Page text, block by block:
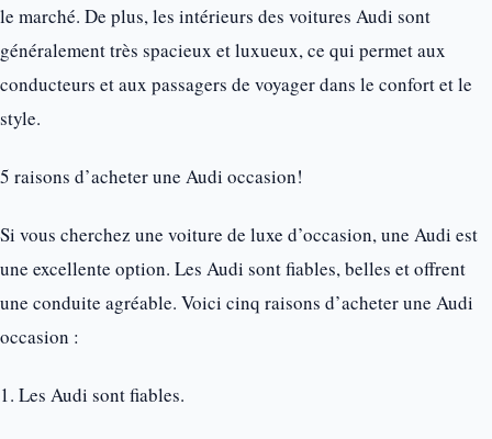
le marché. De plus, les intérieurs des voitures Audi sont
généralement très spacieux et luxueux, ce qui permet aux
conducteurs et aux passagers de voyager dans le confort et le
style.
5 raisons d’acheter une Audi occasion!
Si vous cherchez une voiture de luxe d’occasion, une Audi est
une excellente option. Les Audi sont fiables, belles et offrent
une conduite agréable. Voici cinq raisons d’acheter une Audi
occasion :
1. Les Audi sont fiables.